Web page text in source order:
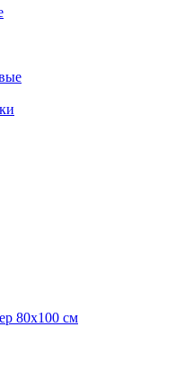
80х100 см